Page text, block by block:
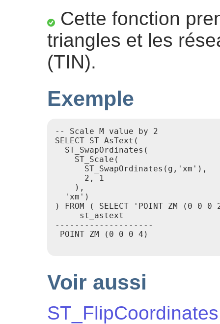
Cette fonction
triangles et les
(TIN).
Exemple
-- Scale M value by 2
SELECT ST_AsText(
  ST_SwapOrdinates(
    ST_Scale(
      ST_SwapOrdinates(g,'xm'),
      2, 1
    ),
  'xm')
) FROM ( SELECT 'POINT ZM (0
     st_astext
--------------------
POINT ZM (0 0 0 4)
Voir aussi
ST_FlipCoordinates